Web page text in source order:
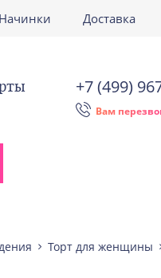
Начинки Доставка
+7 (499)
Вам
Торт для женщины